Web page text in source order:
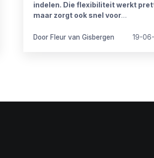
indelen. Die flexibiliteit werkt
maar zorgt ook snel voor
wat niet? Wanneer is iemand
Door Fleur van Gisbergen 19-